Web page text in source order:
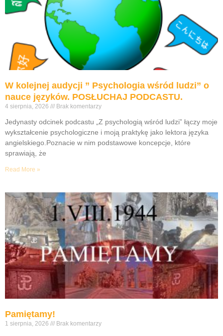
W kolejnej audycji ” Psychologia wśród ludzi” o
nauce języków. POSŁUCHAJ PODCASTU.
4 sierpnia, 2026 Brak komentarzy
Jedynasty odcinek podcastu „Z psychologią wśród ludzi” łączy moje
wykształcenie psychologiczne i moją praktykę jako lektora języka
angielskiego.Poznacie w nim podstawowe koncepcje, które
sprawiają, że
Read More »
Pamiętamy!
1 sierpnia, 2026 Brak komentarzy